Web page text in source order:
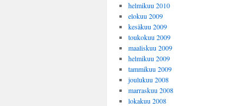
helmikuu 2010
elokuu 2009
kesäkuu 2009
toukokuu 2009
maaliskuu 2009
helmikuu 2009
tammikuu 2009
joulukuu 2008
marraskuu 2008
lokakuu 2008